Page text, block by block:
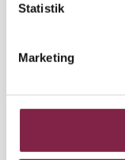
Statistik
Marketing
Hånd i hånd.
tilsynsførende
på, hvordan
forskellige typer
»Vi oplever, at
børn og familier,